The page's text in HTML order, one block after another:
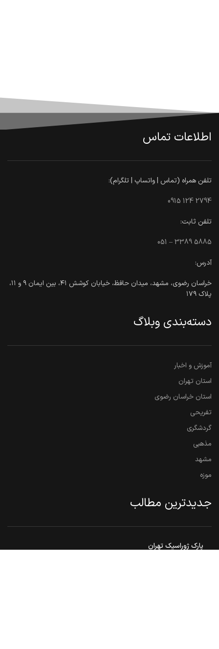
اطلاعات تماس
تلفن همراه (تماس | واتساپ | تلگرام):
0915 124 2794
تلفن ثابت:
051 – 3389 5885
آدرس:
خراسان رضوی، مشهد، میدان حافظ، خیابان کوشش ۴۱، بین ایمان ۹ و ۱۱،
پلاک ۱۷۹
دسته‌بندی وبلاگ
آموزش و اخبار
استان تهران
استان خراسان رضوی
تفریحی
گردشگری
مذهبی
مشهد
موزه
جدیدترین مطالب
پارک ژوراسیک تهران